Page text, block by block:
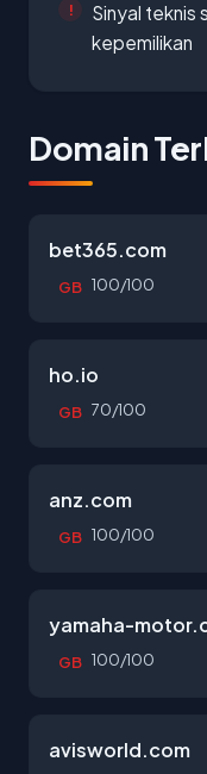
Sinyal teknis
kepemilikan
Domain
bet365.com
GB 100/100
ho.io
GB 70/100
anz.com
GB 100/100
yamaha-
GB 100/100
avisworld.com